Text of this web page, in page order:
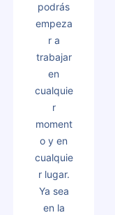
podrás
empeza
r a
trabajar
en
cualquie
r
moment
o y en
cualquie
r lugar.
Ya sea
en la